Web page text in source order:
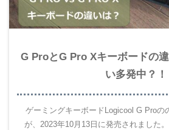
G ProとG Pro Xキーボードの
い多発中？！
ゲーミングキーボードLogicool G Proの
が、2023年10月13日に発売されました